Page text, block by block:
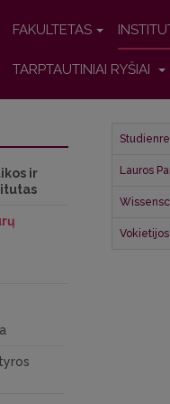
FAKULTETAS
TARPTAUTINIAI RYŠIAI
Lauros
ir